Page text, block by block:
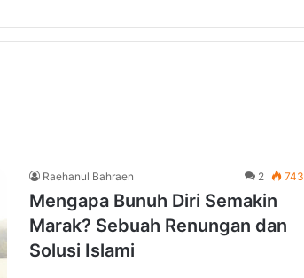
Raehanul Bahraen 2 743
Mengapa Bunuh Diri Semakin
Marak? Sebuah Renungan dan
Solusi Islami